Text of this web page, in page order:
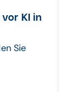
KI in
Sie